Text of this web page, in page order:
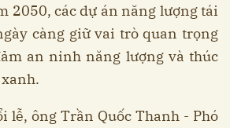
2050, các dự án năng lượng tái
càng giữ vai trò quan trọng
an ninh năng lượng và thúc
lễ, ông Trần Quốc Thanh - Phó